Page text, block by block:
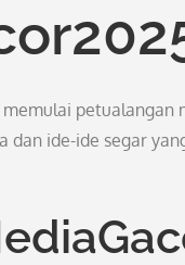
petualangan
dan ide-ide segar